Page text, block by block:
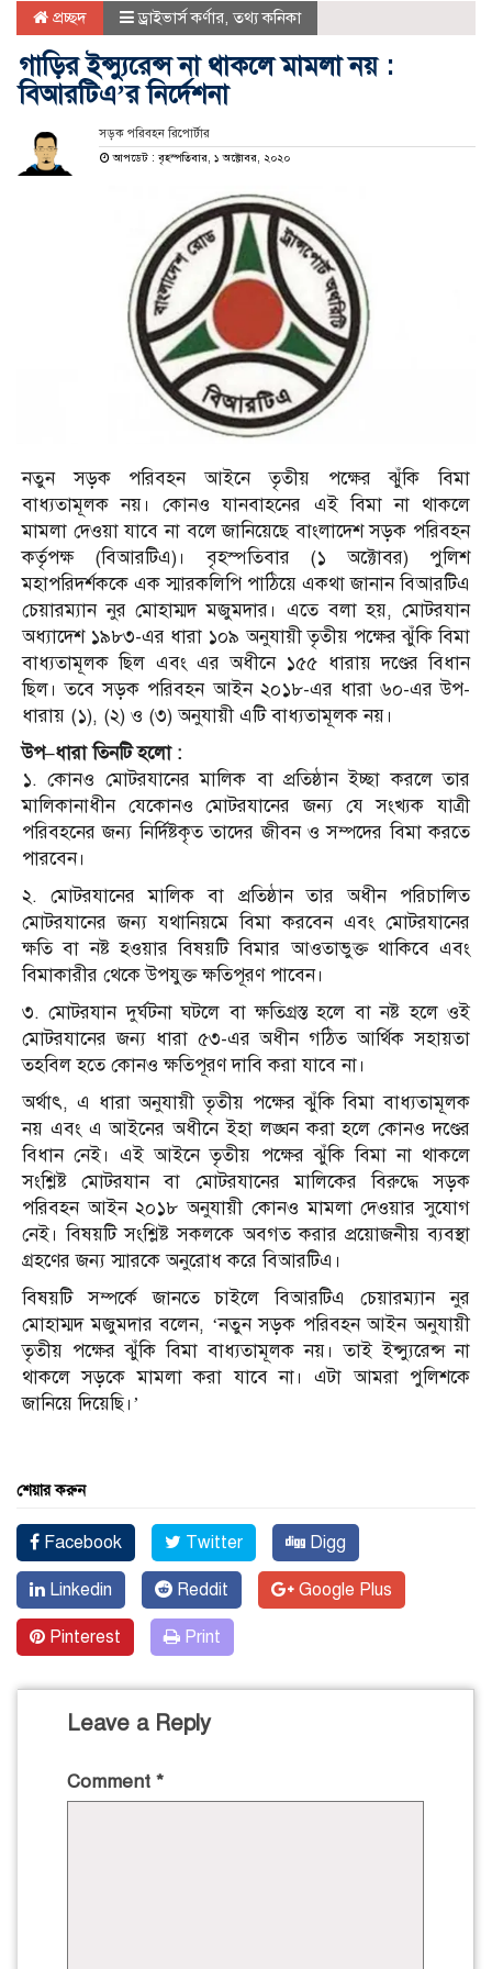
প্রচ্ছদ ড্রাইভার্স কর্ণার,তথ্য কনিকা
গাড়ির ইন্স্যুরেন্স না থাকলে মামলা নয় :
বিআরটিএ’র নির্দেশনা
সড়ক পরিবহন রিপোর্টার
আপডেট : বৃহস্পতিবার, ১ অক্টোবর, ২০২০
নতুন সড়ক পরিবহন আইনে তৃতীয় পক্ষের ঝুঁকি বিমা
বাধ্যতামূলক নয়। কোনও যানবাহনের এই বিমা না থাকলে
মামলা দেওয়া যাবে না বলে জানিয়েছে বাংলাদেশ সড়ক পরিবহন
কর্তৃপক্ষ (বিআরটিএ)। বৃহস্পতিবার (১ অক্টোবর) পুলিশ
মহাপরিদর্শককে এক স্মারকলিপি পাঠিয়ে একথা জানান বিআরটিএ
চেয়ারম্যান নুর মোহাম্মদ মজুমদার। এতে বলা হয়, মোটরযান
অধ্যাদেশ ১৯৮৩-এর ধারা ১০৯ অনুযায়ী তৃতীয় পক্ষের ঝুঁকি বিমা
বাধ্যতামূলক ছিল এবং এর অধীনে ১৫৫ ধারায় দণ্ডের বিধান
ছিল। তবে সড়ক পরিবহন আইন ২০১৮-এর ধারা ৬০-এর উপ-
ধারায় (১), (২) ও (৩) অনুযায়ী এটি বাধ্যতামূলক নয়।
উপ–ধারা তিনটি হলো :
১. কোনও মোটরযানের মালিক বা প্রতিষ্ঠান ইচ্ছা করলে তার
মালিকানাধীন যেকোনও মোটরযানের জন্য যে সংখ্যক যাত্রী
পরিবহনের জন্য নির্দিষ্টকৃত তাদের জীবন ও সম্পদের বিমা করতে
পারবেন।
২. মোটরযানের মালিক বা প্রতিষ্ঠান তার অধীন পরিচালিত
মোটরযানের জন্য যথানিয়মে বিমা করবেন এবং মোটরযানের
ক্ষতি বা নষ্ট হওয়ার বিষয়টি বিমার আওতাভুক্ত থাকিবে এবং
বিমাকারীর থেকে উপযুক্ত ক্ষতিপূরণ পাবেন।
৩. মোটরযান দুর্ঘটনা ঘটলে বা ক্ষতিগ্রস্ত হলে বা নষ্ট হলে ওই
মোটরযানের জন্য ধারা ৫৩-এর অধীন গঠিত আর্থিক সহায়তা
তহবিল হতে কোনও ক্ষতিপূরণ দাবি করা যাবে না।
অর্থাৎ, এ ধারা অনুযায়ী তৃতীয় পক্ষের ঝুঁকি বিমা বাধ্যতামূলক
নয় এবং এ আইনের অধীনে ইহা লঙ্ঘন করা হলে কোনও দণ্ডের
বিধান নেই। এই আইনে তৃতীয় পক্ষের ঝুঁকি বিমা না থাকলে
সংশ্লিষ্ট মোটরযান বা মোটরযানের মালিকের বিরুদ্ধে সড়ক
পরিবহন আইন ২০১৮ অনুযায়ী কোনও মামলা দেওয়ার সুযোগ
নেই। বিষয়টি সংশ্লিষ্ট সকলকে অবগত করার প্রয়োজনীয় ব্যবস্থা
গ্রহণের জন্য স্মারকে অনুরোধ করে বিআরটিএ।
বিষয়টি সম্পর্কে জানতে চাইলে বিআরটিএ চেয়ারম্যান নুর
মোহাম্মদ মজুমদার বলেন, ‘নতুন সড়ক পরিবহন আইন অনুযায়ী
তৃতীয় পক্ষের ঝুঁকি বিমা বাধ্যতামূলক নয়। তাই ইন্স্যুরেন্স না
থাকলে সড়কে মামলা করা যাবে না। এটা আমরা পুলিশকে
জানিয়ে দিয়েছি।’
শেয়ার করুন
Facebook Twitter Digg
Linkedin Reddit Google Plus
Pinterest Print
Leave a Reply
Comment *